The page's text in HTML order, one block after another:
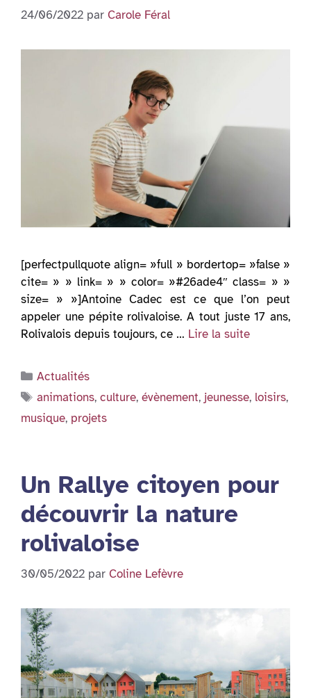
24/06/2022 par Carole Féral
[perfectpullquote align= »full » bordertop= »false »
cite= » » link= » » color= »#26ade4″ class= » »
size= » »]Antoine Cadec est ce que l’on peut
appeler une pépite rolivaloise. A tout juste 17 ans,
Rolivalois depuis toujours, ce … Lire la suite
Catégories
Actualités
Étiquettes
animations,culture,évènement, jeunesse, loisirs,
musique, projets
Un Rallye citoyen pour
découvrir la nature
rolivaloise
30/05/2022 par Coline Lefèvre